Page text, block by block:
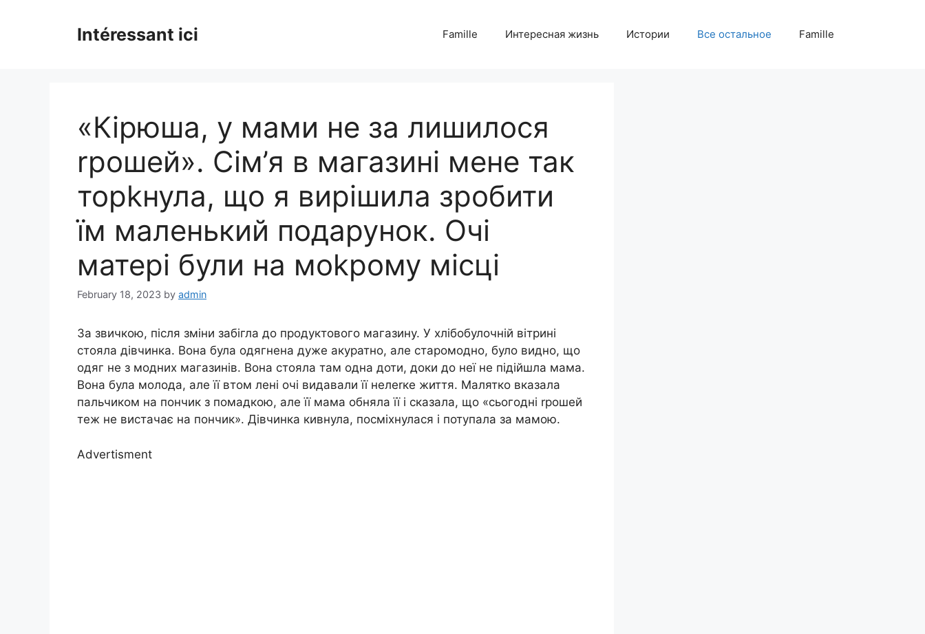
Intéressant ici Famille Интересная жизнь Истории Все остальное Famille
«Кірюша, у мами не за лишилося
rрошей». Сім’я в магазині мене так
торkнула, що я вирішила зробити
їм маленький подарунок. Очі
матері були на моkрому місці
February 18, 2023 by admin
За звичкою, після зміни забігла до продуктового магазину. У хлібобулочній вітрині
стояла дівчинка. Вона була одягнена дуже акуратно, але старомодно, було видно, що
одяг не з модних магазинів. Вона стояла там одна доти, доки до неї не підійшла мама.
Вона була молода, але її втом лені очі видавали її нелеrке життя. Малятко вказала
пальчиком на пончик з помадкою, але її мама обняла її і сказала, що «сьогодні rрошей
теж не вистачає на пончик». Дівчинка кивнула, посміхнулася і потупала за мамою.
Advertisment